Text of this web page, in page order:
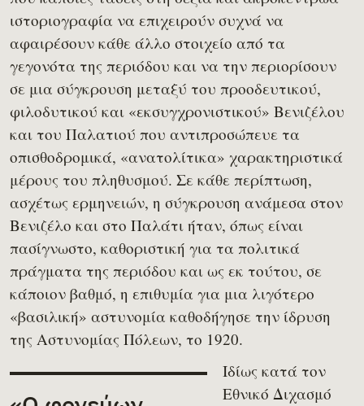
ιστοριογραφία να επιχειρούν συχνά να
αφαιρέσουν κάθε άλλο στοιχείο από τα
γεγονότα της περιόδου και να την περιορίσουν
σε μια σύγκρουση μεταξύ του προοδευτικού,
φιλοδυτικού και «εκσυγχρονιστικού» Βενιζέλου
και του Παλατιού που αντιπροσώπευε τα
οπισθοδρομικά, «ανατολίτικα» χαρακτηριστικά
μέρους του πληθυσμού. Σε κάθε περίπτωση,
ασχέτως ερμηνειών, η σύγκρουση ανάμεσα στον
Βενιζέλο και στο Παλάτι ήταν, όπως είναι
πασίγνωστο, καθοριστική για τα πολιτικά
πράγματα της περιόδου και ως εκ τούτου, σε
κάποιον βαθμό, η επιθυμία για μια λιγότερο
«βασιλική» αστυνομία καθοδήγησε την ίδρυση
της Αστυνομίας Πόλεων, το 1920.
Ιδίως κατά τον
Εθνικό Διχασμό